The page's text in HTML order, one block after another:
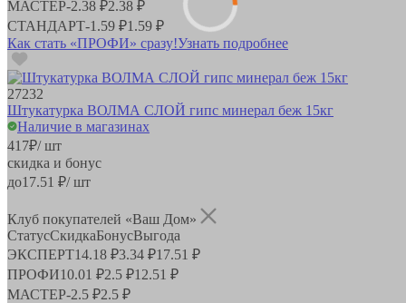
МАСТЕР-2.38 ₽2.38 ₽
СТАНДАРТ-1.59 ₽1.59 ₽
Как стать «ПРОФИ» сразу!Узнать подробнее
27232
Штукатурка ВОЛМА СЛОЙ гипс минерал беж 15кг
Наличие в магазинах
417₽/ шт
скидка и бонус
до17.51 ₽/ шт
Клуб покупателей «Ваш Дом»
СтатусСкидкаБонусВыгода
ЭКСПЕРТ14.18 ₽3.34 ₽17.51 ₽
ПРОФИ10.01 ₽2.5 ₽12.51 ₽
МАСТЕР-2.5 ₽2.5 ₽